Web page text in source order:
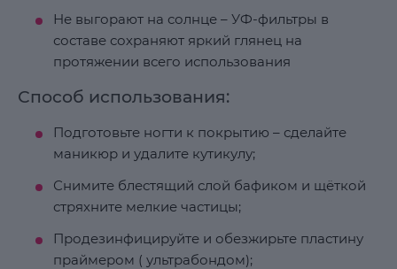
Не выгорают на солнце – УФ-фильтры в
составе сохраняют яркий глянец на
протяжении всего использования
Способ использования:
Подготовьте ногти к покрытию – сделайте
маникюр и удалите кутикулу;
Снимите блестящий слой бафиком и щёткой
стряхните мелкие частицы;
Продезинфицируйте и обезжирьте пластину
праймером ( ультрабондом);